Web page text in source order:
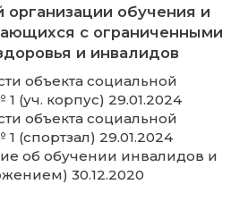
с ОВЗ)
система
для лиц с ОВЗ)
и высшего
с ОВЗ)
система
по надзору в сфере